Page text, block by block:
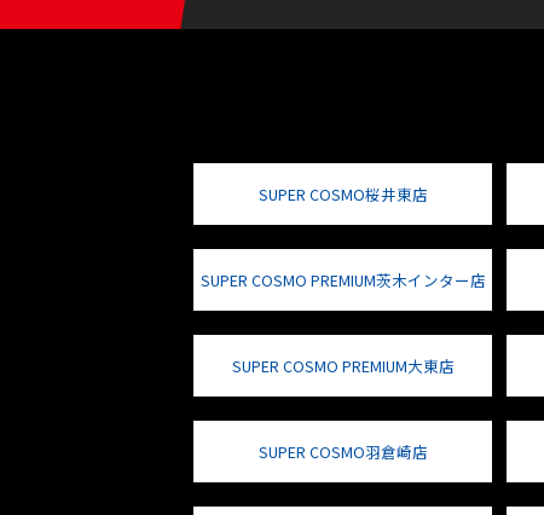
SUPER COSMO桜井東店
SUPER COSMO PREMIUM茨木インター店
SUPER COSMO PREMIUM大東店
SUPER COSMO羽倉崎店